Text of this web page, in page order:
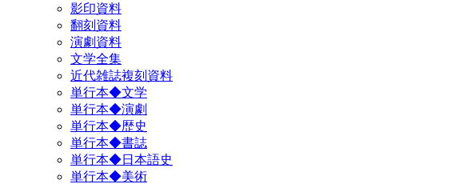
影印資料
翻刻資料
演劇資料
文学全集
近代雑誌複刻資料
単行本◆文学
単行本◆演劇
単行本◆歴史
単行本◆書誌
単行本◆日本語史
単行本◆美術